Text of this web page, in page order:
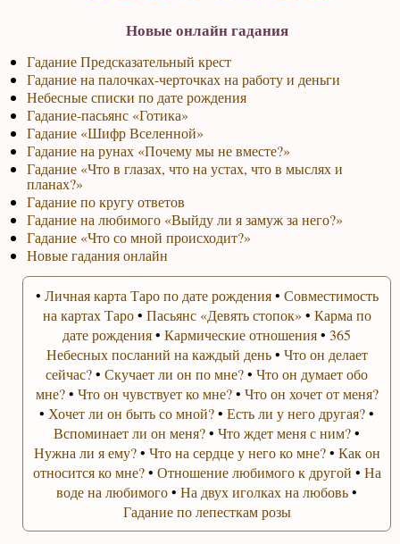
Новые онлайн гадания
Гадание Предсказательный крест
Гадание на палочках-черточках на работу и деньги
Небесные списки по дате рождения
Гадание-пасьянс «Готика»
Гадание «Шифр Вселенной»
Гадание на рунах «Почему мы не вместе?»
Гадание «Что в глазах, что на устах, что в мыслях и
планах?»
Гадание по кругу ответов
Гадание на любимого «Выйду ли я замуж за него?»
Гадание «Что со мной происходит?»
Новые гадания онлайн
• Личная карта Таро по дате рождения• Совместимость
на картах Таро• Пасьянс «Девять стопок» • Карма по
дате рождения•Кармические отношения•365
Небесных посланий на каждый день• Что он делает
сейчас?•Скучает ли он по мне?•Что он думает обо
мне?• Что он чувствует ко мне?• Что он хочет от меня?
• Хочет ли он быть со мной?•Есть ли у него другая?•
Вспоминает ли он меня?•Что ждет меня с ним?•
Нужна ли я ему?• Что на сердце у него ко мне?• Как он
относится ко мне?• Отношение любимого к другой • На
воде на любимого•На двух иголках на любовь•
Гадание по лепесткам розы